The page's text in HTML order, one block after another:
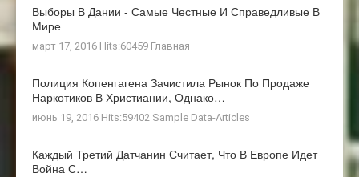
Выборы В Дании - Самые Честные И Справедливые В
Мире
март 17, 2016 Hits:60459 Главная
Полиция Копенгагена Зачистила Рынок По Продаже
Наркотиков В Христиании, Однако…
июнь 19, 2016 Hits:59402 Sample Data-Articles
Каждый Третий Датчанин Считает, Что В Европе Идет
Война С…